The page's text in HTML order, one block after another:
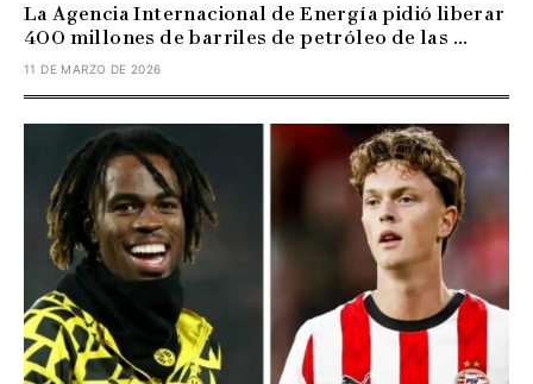
La Agencia Internacional de Energía pidió liberar
400 millones de barriles de petróleo de las ...
11 DE MARZO DE 2026